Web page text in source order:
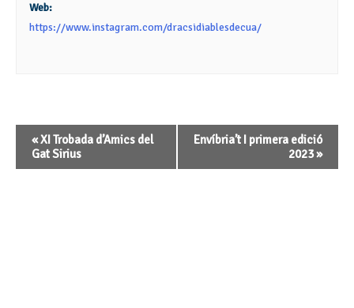
Web:
https://www.instagram.com/dracsidiablesdecua/
Navegació
d'Esdeveniment
«XI Trobada d’Amics del
Gat Sirius
Envíbria’t I primera edició
2023»